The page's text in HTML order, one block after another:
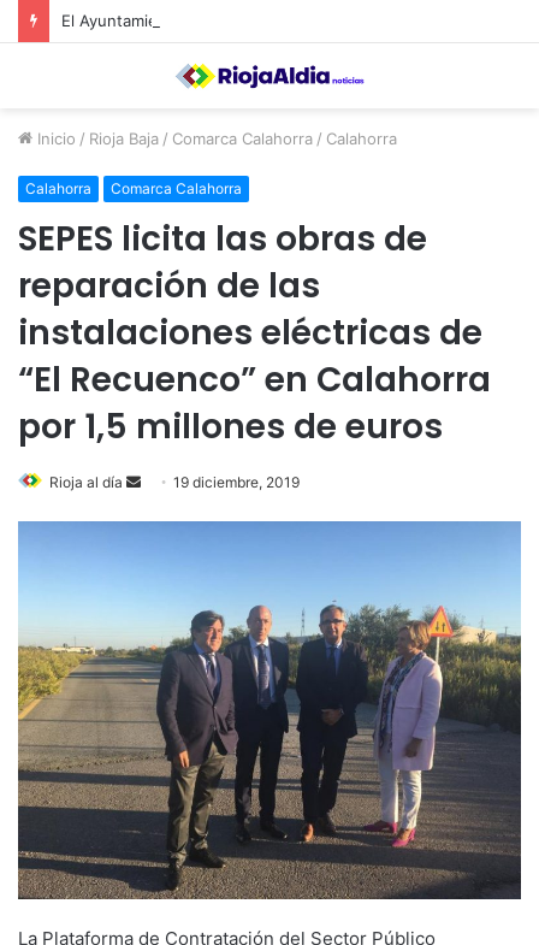
Inicio / Rioja Baja / Comarca Calahorra / Calahorra
Calahorra Comarca Calahorra
SEPES licita las obras de
reparación de las
instalaciones eléctricas de
“El Recuenco” en Calahorra
por 1,5 millones de euros
Rioja al día
e
m
a
i
l
19 diciembre, 2019
La Plataforma de Contratación del Sector Público